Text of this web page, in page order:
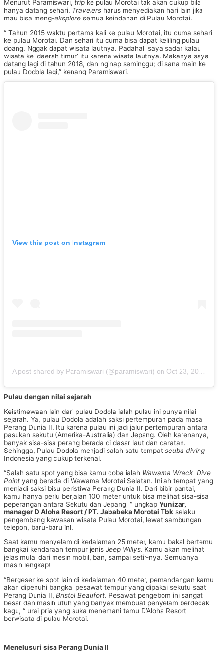
Menurut Paramiswari, trip ke pulau Morotai tak akan cukup bila
hanya datang sehari. Travelers harus menyediakan hari lain jika
mau bisa meng-eksplore semua keindahan di Pulau Morotai.
“ Tahun 2015 waktu pertama kali ke pulau Morotai, itu cuma sehari
ke pulau Morotai. Dan sehari itu cuma bisa dapat keliling pulau
doang. Nggak dapat wisata lautnya. Padahal, saya sadar kalau
wisata ke ‘daerah timur’ itu karena wisata lautnya. Makanya saya
datang lagi di tahun 2018, dan nginap seminggu; di sana main ke
pulau Dodola lagi,” kenang Paramiswari.
View this post on Instagram
A post shared by Paramiswari (@paramiswari) on Oct 23, 2018 at 6:12pm PDT
Pulau dengan nilai sejarah
Keistimewaan lain dari pulau Dodola ialah pulau ini punya nilai
sejarah. Ya, pulau Dodola adalah saksi pertempuran pada masa
Perang Dunia II. Itu karena pulau ini jadi jalur pertempuran antara
pasukan sekutu (Amerika-Australia) dan Jepang. Oleh karenanya,
banyak sisa-sisa perang berada di dasar laut dan daratan.
Sehingga, Pulau Dodola menjadi salah satu tempat scuba diving
Indonesia yang cukup terkenal.
“Salah satu spot yang bisa kamu coba ialah Wawama Wreck Dive
Point yang berada di Wawama Morotai Selatan. Inilah tempat yang
menjadi saksi bisu peristiwa Perang Dunia II. Dari bibir pantai,
kamu hanya perlu berjalan 100 meter untuk bisa melihat sisa-sisa
peperangan antara Sekutu dan Jepang, “ ungkap Yunizar,
manager D Aloha Resort / PT. Jababeka Morotai Tbk selaku
pengembang kawasan wisata Pulau Morotai, lewat sambungan
telepon, baru-baru ini.
Saat kamu menyelam di kedalaman 25 meter, kamu bakal bertemu
bangkai kendaraan tempur jenis Jeep Willys. Kamu akan melihat
jelas mulai dari mesin mobil, ban, sampai setir-nya. Semuanya
masih lengkap!
“Bergeser ke spot lain di kedalaman 40 meter, pemandangan kamu
akan dipenuhi bangkai pesawat tempur yang dipakai sekutu saat
Perang Dunia II, Bristol Beaufort. Pesawat pengebom ini sangat
besar dan masih utuh yang banyak membuat penyelam berdecak
kagu, “ urai pria yang suka menemani tamu D’Aloha Resort
berwisata di pulau Morotai.
Menelusuri sisa Perang Dunia II